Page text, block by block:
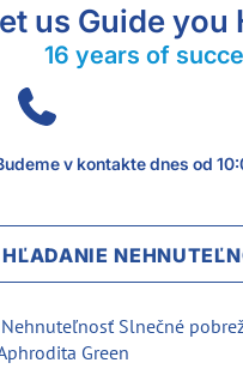
us Guide you
16 years of
v kontakte dnes od
HĽADANIE
Nehnuteľnosť Slnečné
Green